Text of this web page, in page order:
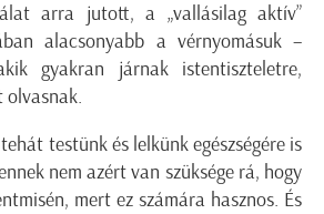
arra jutott, a „vallásilag aktív”
alacsonyabb a vérnyomásuk –
gyakran járnak istentiszteletre,
olvasnak.
testünk és lelkünk egészségére is
nem azért van szüksége rá, hogy
mert ez számára hasznos. És